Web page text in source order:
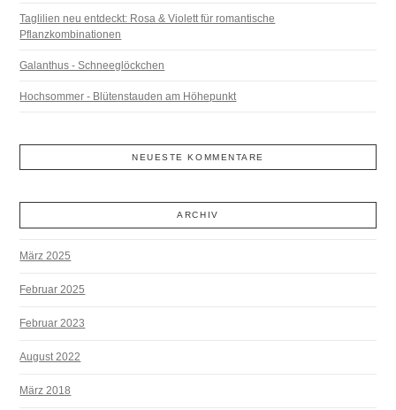
Taglilien neu entdeckt: Rosa & Violett für romantische
Pflanzkombinationen
Galanthus - Schneeglöckchen
Hochsommer - Blütenstauden am Höhepunkt
NEUESTE KOMMENTARE
ARCHIV
März 2025
Februar 2025
Februar 2023
August 2022
März 2018